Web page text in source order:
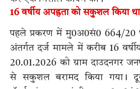
16 वर्षीय अपह्रता को सकुशल किया
पहले प्रकरण में मु0अ0सं0 664/20
अंतर्गत दर्ज मामले में करीब 16
20.01.2026 को ग्राम दाउदनगर
से सकुशल बरामद किया गया।